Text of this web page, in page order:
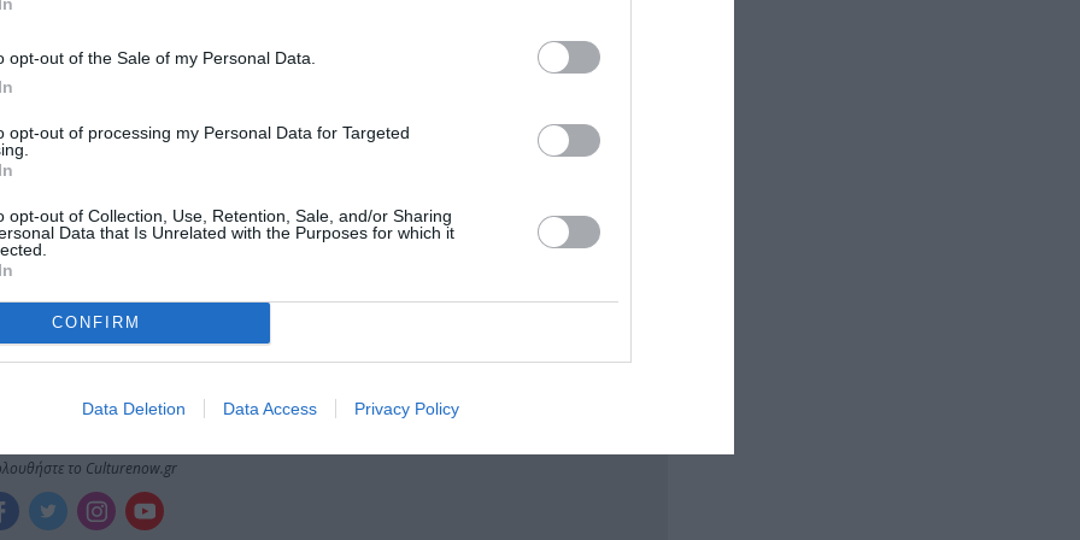
opt-out of the Sale of my Personal Data.
opt-out of processing my Personal Data for Targeted
opt-out of Collection, Use, Retention, Sale, and/or Sharing
Data that Is Unrelated with the Purposes for which it
CONFIRM
Data Deletion Data Access Privacy Policy
στο
ΓΙΩΡΓΟΣ ΝΤΑΛΑΡΑΣ
ΕΝΤΕΧΝΟ - ΛΑΪΚΟ - ΠΑΡΑΔΟΣΙΑΚΗ
και τον Πολιτισμό!
το Culturenow.gr